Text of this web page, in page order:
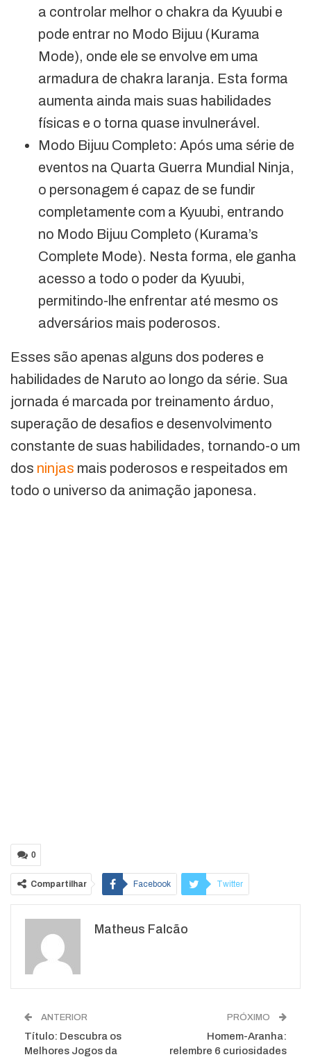
a controlar melhor o chakra da Kyuubi e
pode entrar no Modo Bijuu (Kurama
Mode), onde ele se envolve em uma
armadura de chakra laranja. Esta forma
aumenta ainda mais suas habilidades
físicas e o torna quase invulnerável.
Modo Bijuu Completo: Após uma série de
eventos na Quarta Guerra Mundial Ninja,
o personagem é capaz de se fundir
completamente com a Kyuubi, entrando
no Modo Bijuu Completo (Kurama’s
Complete Mode). Nesta forma, ele ganha
acesso a todo o poder da Kyuubi,
permitindo-lhe enfrentar até mesmo os
adversários mais poderosos.
Esses são apenas alguns dos poderes e
habilidades de Naruto ao longo da série. Sua
jornada é marcada por treinamento árduo,
superação de desafios e desenvolvimento
constante de suas habilidades, tornando-o um
dos ninjas mais poderosos e respeitados em
todo o universo da animação japonesa.
0
Compartilhar Facebook Twitter
WhatsApp
Matheus Falcão
ANTERIOR
Título: Descubra os
Melhores Jogos da
PRÓXIMO
Homem-Aranha:
relembre 6 curiosidades